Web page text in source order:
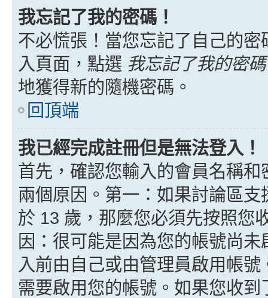
我忘記了我的密碼！
不必慌張！當您忘記了自己的
入頁面，點選 我忘記了我的密碼
地獲得新的隨機密碼。
回頂端
我已經完成註冊但是無法登入！
首先，確認您輸入的會員名稱
兩個原因。第一：如果討論區
於 13 歲，那麼您必須先按照您
因：很可能是因為您的帳號尚
入前由自己或由管理員啟用帳
需要啟用您的帳號。如果您收